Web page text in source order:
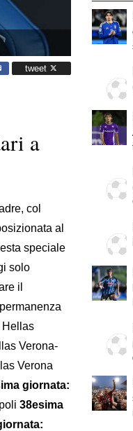
tweet
a
col
al
speciale
solo
il
Hellas
Verona-
Verona
giornata:
38esima